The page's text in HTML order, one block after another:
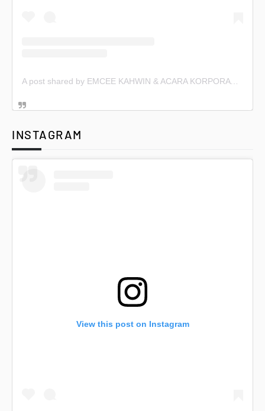
A post shared by EMCEE KAHWIN & ACARA KORPORAT (@emceekahwin)
INSTAGRAM
View this post on Instagram